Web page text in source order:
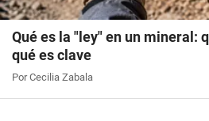
Qué es la "ley" en un mineral:
qué es clave
Por Cecilia Zabala